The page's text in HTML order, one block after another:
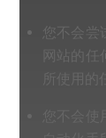
您不会尝
网站的任
所使用